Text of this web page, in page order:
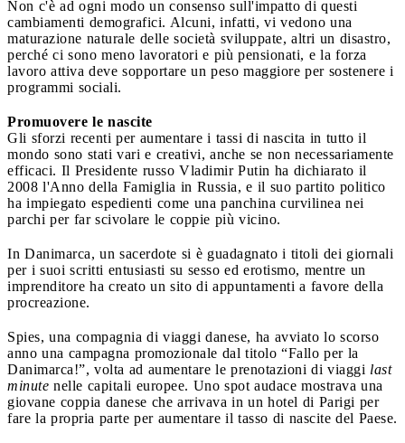
Non c'è ad ogni modo un consenso sull'impatto di questi
cambiamenti demografici. Alcuni, infatti, vi vedono una
maturazione naturale delle società sviluppate, altri un disastro,
perché ci sono meno lavoratori e più pensionati, e la forza
lavoro attiva deve sopportare un peso maggiore per sostenere i
programmi sociali.
Promuovere le nascite
Gli sforzi recenti per aumentare i tassi di nascita in tutto il
mondo sono stati vari e creativi, anche se non necessariamente
efficaci. Il Presidente russo Vladimir Putin ha dichiarato il
2008 l'Anno della Famiglia in Russia, e il suo partito politico
ha impiegato espedienti come una panchina curvilinea nei
parchi per far scivolare le coppie più vicino.
In Danimarca, un sacerdote si è guadagnato i titoli dei giornali
per i suoi scritti entusiasti su sesso ed erotismo, mentre un
imprenditore ha creato un sito di appuntamenti a favore della
procreazione.
Spies, una compagnia di viaggi danese, ha avviato lo scorso
anno una campagna promozionale dal titolo “Fallo per la
Danimarca!”, volta ad aumentare le prenotazioni di viaggi last
minute nelle capitali europee. Uno spot audace mostrava una
giovane coppia danese che arrivava in un hotel di Parigi per
fare la propria parte per aumentare il tasso di nascite del Paese.